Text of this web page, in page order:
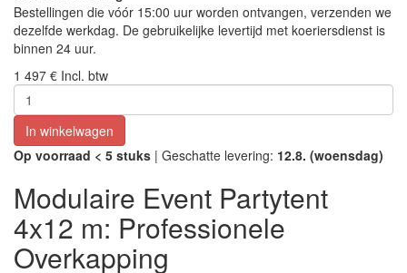
Bestellingen die vóór 15:00 uur worden ontvangen, verzenden we
dezelfde werkdag. De gebruikelijke levertijd met koeriersdienst is
binnen 24 uur.
1 497 € Incl. btw
In winkelwagen
Op voorraad < 5 stuks | Geschatte levering: 12.8. (woensdag)
Modulaire Event Partytent
4x12 m: Professionele
Overkapping